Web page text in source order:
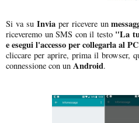
Si va su Invia per ricevere un
riceveremo un SMS con il testo"La
e esegui l'accesso per collegarla al
cliccare per aprire, prima il browser,
connessione con un Android.